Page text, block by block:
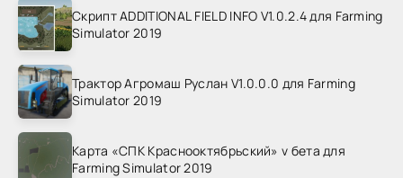
Скрипт ADDITIONAL FIELD INFO V1.0.2.4 для Farming
Simulator 2019
Трактор Агромаш Руслан V1.0.0.0 для Farming
Simulator 2019
Карта «СПК Краснооктябрьский» v бета для
Farming Simulator 2019